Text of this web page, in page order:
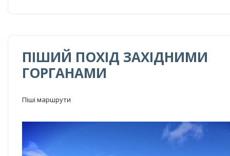
ПІШИЙ ПОХІД ЗАХІДНИМИ
ГОРГАНАМИ
Піші маршрути